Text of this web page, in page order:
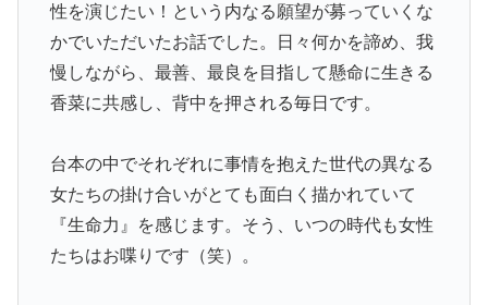
性を演じたい！という内なる願望が募っていくな
かでいただいたお話でした。日々何かを諦め、我
慢しながら、最善、最良を目指して懸命に生きる
香菜に共感し、背中を押される毎日です。
台本の中でそれぞれに事情を抱えた世代の異なる
女たちの掛け合いがとても面白く描かれていて
『生命力』を感じます。そう、いつの時代も女性
たちはお喋りです（笑）。